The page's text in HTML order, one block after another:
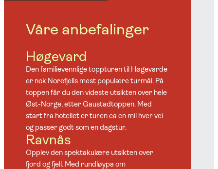
Våre anbefalinger
Høgevard
Den familievennlige toppturen til Høgevarde
er nok Norefjells mest populære turmål. På
toppen får du den videste utsikten over hele
Øst-Norge, etter Gaustadtoppen. Med
start fra hotellet er turen ca en mil hver vei
og passer godt som en dagstur.
Ravnås
Opplev den spektakulære utsikten over
fjord og fjell. Med rundløypa om